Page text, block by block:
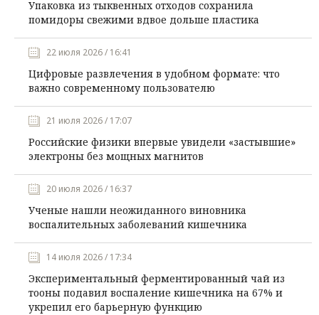
Упаковка из тыквенных отходов сохранила
помидоры свежими вдвое дольше пластика
22 июля 2026 / 16:41
Цифровые развлечения в удобном формате: что
важно современному пользователю
21 июля 2026 / 17:07
Российские физики впервые увидели «застывшие»
электроны без мощных магнитов
20 июля 2026 / 16:37
Ученые нашли неожиданного виновника
воспалительных заболеваний кишечника
14 июля 2026 / 17:34
Экспериментальный ферментированный чай из
тооны подавил воспаление кишечника на 67% и
укрепил его барьерную функцию